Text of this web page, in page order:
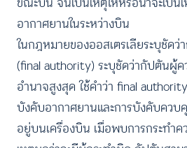
อากาศยานในระหว่างบิน
ในกฎหมายของออสเตรเลียระบุชัด
(final authority) ระบุชัดว่ากัปตันผู้
อำนาจสูงสุด ใช้คำว่า final
บังคับอากาศยานและการบังคับคว
อยู่บนเครื่องบิน เมื่อพบการกระทำ
ระยะห่างข้อความ
ปกติ มาก
ปรับสีสำหรับตาบอดสี
ปิด Protan
คอนทราสต์สูง